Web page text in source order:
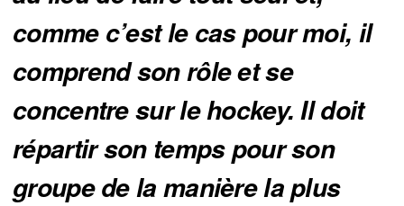
comme c’est le cas pour moi, il
comprend son rôle et se
concentre sur le hockey. Il doit
répartir son temps pour son
groupe de la manière la plus